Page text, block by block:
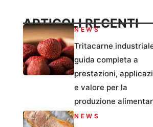
ARTICOLI RECENTI
NEWS
Tritacarne
guida completa a
prestazioni,
e valore per la
produzione
NEWS